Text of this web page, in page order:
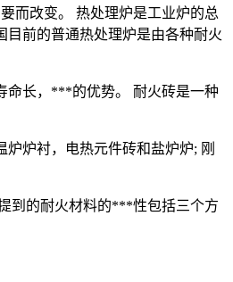
而改变。 热处理炉是工业炉的总
目前的普通热处理炉是由各种耐火
命长，***的优势。 耐火砖是一种
炉衬，电热元件砖和盐炉炉; 刚
到的耐火材料的***性包括三个方